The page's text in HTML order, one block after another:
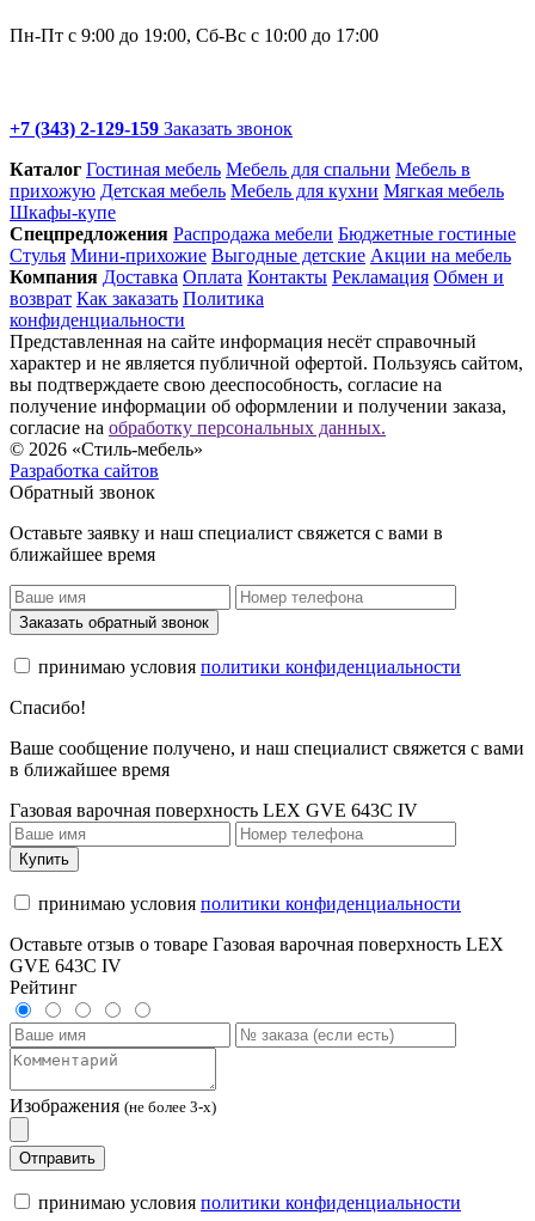
Пн-Пт с 9:00 до 19:00, Сб-Вс с 10:00 до 17:00
+7 (343) 2-129-159 Заказать звонок
Каталог Гостиная мебель Мебель для спальни Мебель в
прихожую Детская мебель Мебель для кухни Мягкая мебель
Шкафы-купе
Спец­предложения Распродажа мебели Бюджетные гостиные
Стулья Мини-прихожие Выгодные детские Акции на мебель
Компания Доставка Оплата Контакты Рекламация Обмен и
возврат Как заказать Политика
конфиденциальности
Представленная на сайте информация несёт справочный
характер и не является публичной офертой. Пользуясь сайтом,
вы подтверждаете свою дееспособность, согласие на
получение информации об оформлении и получении заказа,
согласие на обработку персональных данных.
© 2026 «Стиль-мебель»
Разработка сайтов
Обратный звонок
Оставьте заявку и наш специалист свяжется с вами в
ближайшее время
Заказать обратный звонок
принимаю условия политики конфиденциальности
Спасибо!
Ваше сообщение получено, и наш специалист свяжется с вами
в ближайшее время
Газовая варочная поверхность LEX GVE 643C IV
Купить
принимаю условия политики конфиденциальности
Оставьте отзыв о товаре Газовая варочная поверхность LEX
GVE 643C IV
Рейтинг
Изображения (не более 3-х)
Отправить
принимаю условия политики конфиденциальности